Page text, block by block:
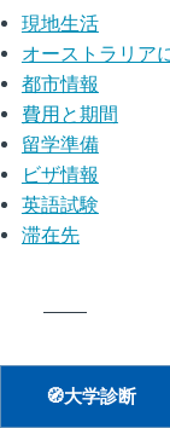
🧭大学診断
現地生活
オーストラリア
都市情報
費用と期間
留学準備
ビザ情報
英語試験
滞在先